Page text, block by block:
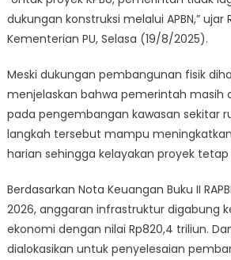
dukungan konstruksi melalui APBN,”
Kementerian PU, Selasa (19/8/2025).
Meski dukungan pembangunan fisik
menjelaskan bahwa pemerintah masih
pada pengembangan kawasan sekitar
langkah tersebut mampu
harian sehingga kelayakan proyek
Berdasarkan Nota Keuangan Buku II
2026, anggaran infrastruktur digabung
ekonomi dengan nilai Rp820,4 triliun.
dialokasikan untuk penyelesaian